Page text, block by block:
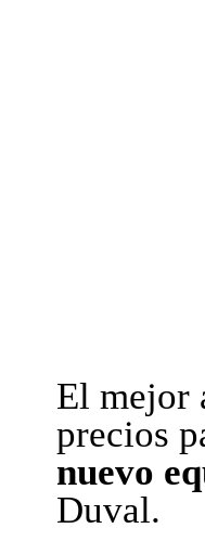
El mejor
precios
nuevo
Duval.